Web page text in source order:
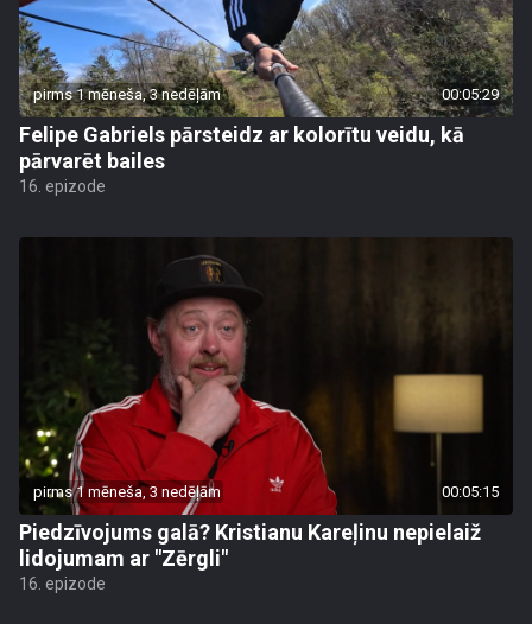
pirms 1 mēneša, 3 nedēļām 00:05:29
Felipe Gabriels pārsteidz ar kolorītu veidu, kā
pārvarēt bailes
16. epizode
pirms 1 mēneša, 3 nedēļām 00:05:15
Piedzīvojums galā? Kristianu Kareļinu nepielaiž
lidojumam ar "Zērgli"
16. epizode